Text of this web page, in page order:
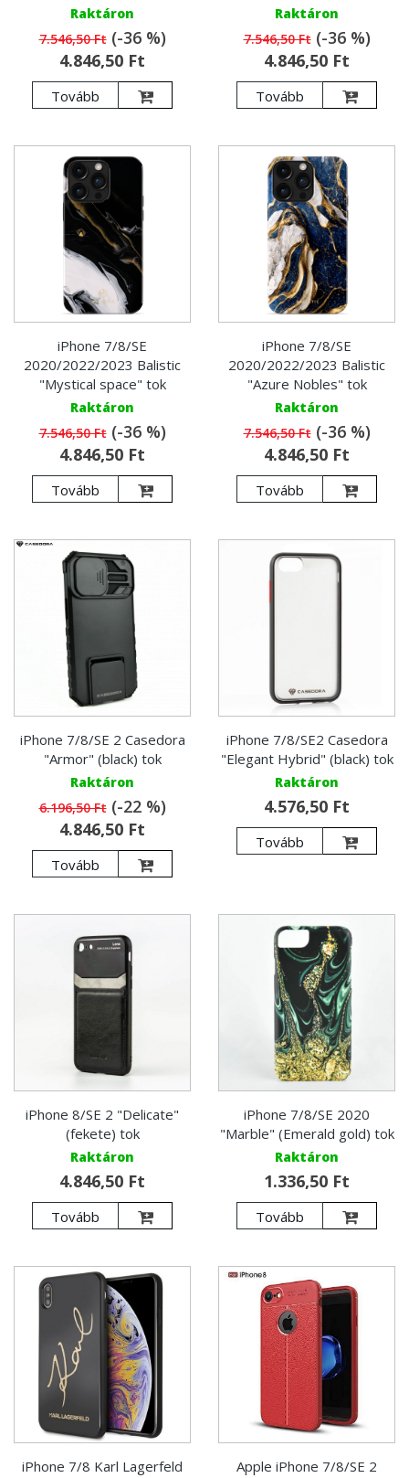
Raktáron
7.546,50 Ft(-36 %)
4.846,50 Ft
Tovább
Raktáron
7.546,50 Ft(-36 %)
4.846,50 Ft
Tovább
iPhone 7/8/SE
2020/2022/2023 Balistic
"Mystical space" tok
Raktáron
7.546,50 Ft(-36 %)
4.846,50 Ft
Tovább
iPhone 7/8/SE
2020/2022/2023 Balistic
"Azure Nobles" tok
Raktáron
7.546,50 Ft(-36 %)
4.846,50 Ft
Tovább
iPhone 7/8/SE 2 Casedora
"Armor" (black) tok
Raktáron
6.196,50 Ft(-22 %)
4.846,50 Ft
Tovább
iPhone 7/8/SE2 Casedora
"Elegant Hybrid" (black) tok
Raktáron
4.576,50 Ft
Tovább
iPhone 8/SE 2 "Delicate"
(fekete) tok
Raktáron
4.846,50 Ft
Tovább
iPhone 7/8/SE 2020
"Marble" (Emerald gold) tok
Raktáron
1.336,50 Ft
Tovább
iPhone 7/8 Karl Lagerfeld
Apple iPhone 7/8/SE 2